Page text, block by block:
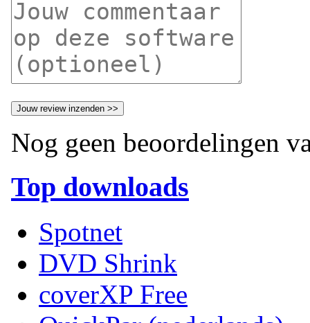
Nog geen beoordelingen
Top downloads
Spotnet
DVD Shrink
coverXP Free